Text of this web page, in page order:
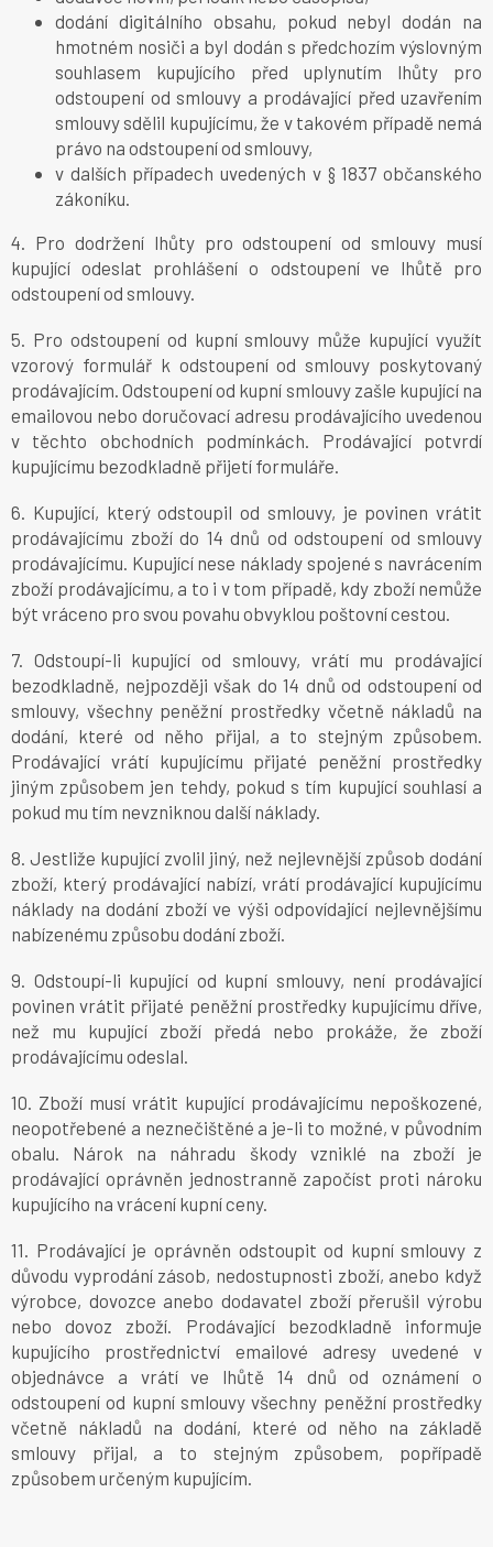
dodání digitálního obsahu, pokud nebyl dodán na
hmotném nosiči a byl dodán s předchozím výslovným
souhlasem kupujícího před uplynutím lhůty pro
odstoupení od smlouvy a prodávající před uzavřením
smlouvy sdělil kupujícímu, že v takovém případě nemá
právo na odstoupení od smlouvy,
v dalších případech uvedených v § 1837 občanského
zákoníku.
4. Pro dodržení lhůty pro odstoupení od smlouvy musí
kupující odeslat prohlášení o odstoupení ve lhůtě pro
odstoupení od smlouvy.
5. Pro odstoupení od kupní smlouvy může kupující využít
vzorový formulář k odstoupení od smlouvy poskytovaný
prodávajícím. Odstoupení od kupní smlouvy zašle kupující na
emailovou nebo doručovací adresu prodávajícího uvedenou
v těchto obchodních podmínkách. Prodávající potvrdí
kupujícímu bezodkladně přijetí formuláře.
6. Kupující, který odstoupil od smlouvy, je povinen vrátit
prodávajícímu zboží do 14 dnů od odstoupení od smlouvy
prodávajícímu. Kupující nese náklady spojené s navrácením
zboží prodávajícímu, a to i v tom případě, kdy zboží nemůže
být vráceno pro svou povahu obvyklou poštovní cestou.
7. Odstoupí-li kupující od smlouvy, vrátí mu prodávající
bezodkladně, nejpozději však do 14 dnů od odstoupení od
smlouvy, všechny peněžní prostředky včetně nákladů na
dodání, které od něho přijal, a to stejným způsobem.
Prodávající vrátí kupujícímu přijaté peněžní prostředky
jiným způsobem jen tehdy, pokud s tím kupující souhlasí a
pokud mu tím nevzniknou další náklady.
8. Jestliže kupující zvolil jiný, než nejlevnější způsob dodání
zboží, který prodávající nabízí, vrátí prodávající kupujícímu
náklady na dodání zboží ve výši odpovídající nejlevnějšímu
nabízenému způsobu dodání zboží.
9. Odstoupí-li kupující od kupní smlouvy, není prodávající
povinen vrátit přijaté peněžní prostředky kupujícímu dříve,
než mu kupující zboží předá nebo prokáže, že zboží
prodávajícímu odeslal.
10. Zboží musí vrátit kupující prodávajícímu nepoškozené,
neopotřebené a neznečištěné a je-li to možné, v původním
obalu. Nárok na náhradu škody vzniklé na zboží je
prodávající oprávněn jednostranně započíst proti nároku
kupujícího na vrácení kupní ceny.
11. Prodávající je oprávněn odstoupit od kupní smlouvy z
důvodu vyprodání zásob, nedostupnosti zboží, anebo když
výrobce, dovozce anebo dodavatel zboží přerušil výrobu
nebo dovoz zboží. Prodávající bezodkladně informuje
kupujícího prostřednictví emailové adresy uvedené v
objednávce a vrátí ve lhůtě 14 dnů od oznámení o
odstoupení od kupní smlouvy všechny peněžní prostředky
včetně nákladů na dodání, které od něho na základě
smlouvy přijal, a to stejným způsobem, popřípadě
způsobem určeným kupujícím.